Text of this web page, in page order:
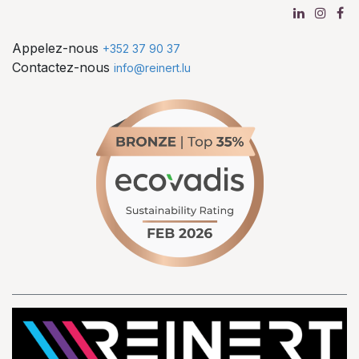
Appelez-nous +352 37 90 37
Contactez-nous info@reinert.lu